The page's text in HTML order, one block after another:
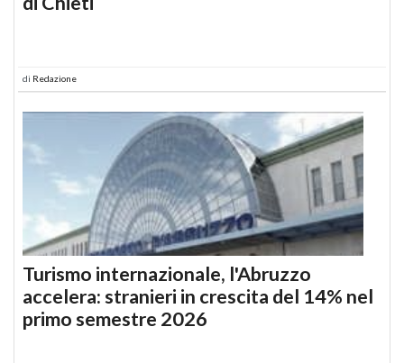
di Redazione
Turismo internazionale, l'Abruzzo
accelera: stranieri in crescita del 14% nel
primo semestre 2026